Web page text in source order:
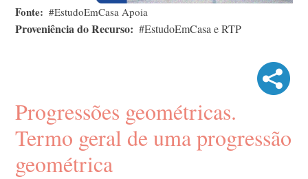
Fonte #EstudoEmCasa Apoia
Proveniência do Recurso #EstudoEmCasa e RTP
Progressões geométricas.
Termo geral de uma progressão
geométrica